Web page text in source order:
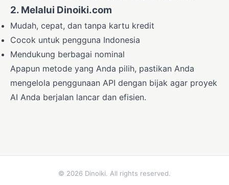
2. Melalui Dinoiki.com
Mudah, cepat, dan tanpa kartu kredit
Cocok untuk pengguna Indonesia
Mendukung berbagai nominal
Apapun metode yang Anda pilih, pastikan Anda
mengelola penggunaan API dengan bijak agar proyek
AI Anda berjalan lancar dan efisien.
© 2026 Dinoiki. All rights reserved.